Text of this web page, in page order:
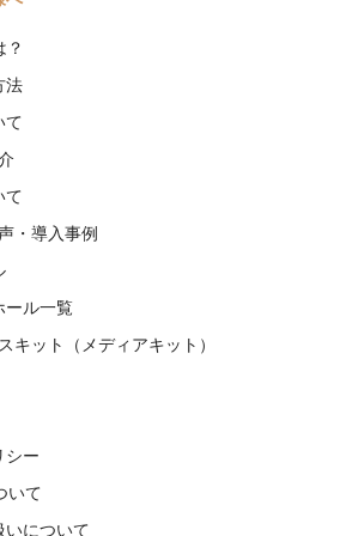
？
法
て
て
・導入事例
ール一覧
キット（メディアキット）
シー
いて
いについて